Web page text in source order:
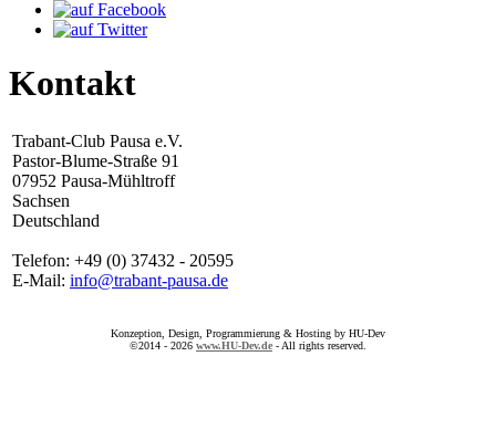
Kontakt
Trabant-Club Pausa e.V.
Pastor-Blume-Straße 91
07952 Pausa-Mühltroff
Sachsen
Deutschland
Telefon: +49 (0) 37432 - 20595
E-Mail: info@trabant-pausa.de
Konzeption, Design, Programmierung & Hosting by HU-Dev
©2014 - 2026 www.HU-Dev.de - All rights reserved.